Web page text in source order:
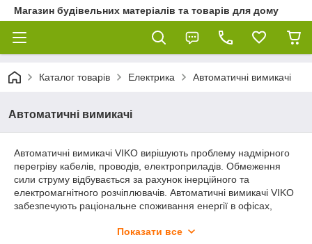
Магазин будівельних матеріалів та товарів для дому
Каталог товарів Електрика Автоматичні вимикачі
Автоматичні вимикачі
Автоматичні вимикачі VIKO вирішують проблему надмірного
перегріву кабелів, проводів, електроприладів. Обмеження
сили струму відбувається за рахунок інерційного та
електромагнітного розчіплювачів. Автоматичні вимикачі VIKO
забезпечують раціональне споживання енергії в офісах,
Купити автоматичні вимикачі VIKO можна в нашому інтернет-
Показати все